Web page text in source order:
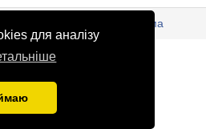
для аналізу
Реклама
patrioty.org.ua